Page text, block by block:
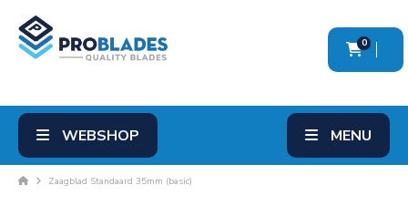
0
WEBSHOP MENU
Zaagblad Standaard 35mm (basic)